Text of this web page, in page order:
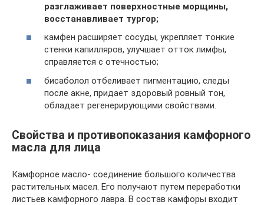
разглаживает поверхностные морщины,
восстанавливает тургор;
камфен расширяет сосуды, укрепляет тонкие
стенки капилляров, улучшает отток лимфы,
справляется с отечностью;
бисаболол отбеливает пигментацию, следы
после акне, придает здоровый ровный тон,
обладает регенерирующими свойствами.
Свойства и противопоказания камфорного
масла для лица
Камфорное масло- соединение большого количества
растительных масел. Его получают путем переработки
листьев камфорного лавра. В состав камфоры входит